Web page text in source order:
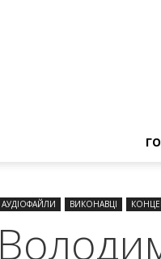
АУДІОФАЙЛИ ВИКОНАВЦІ